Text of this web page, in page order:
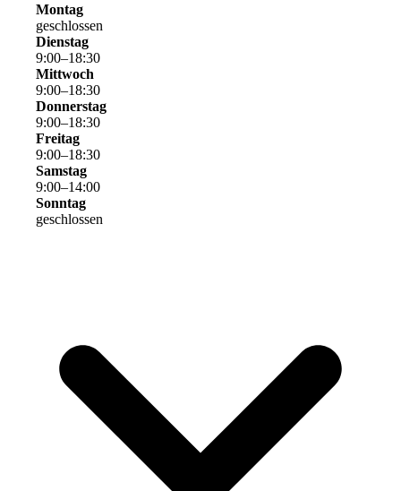
Montag
geschlossen
Dienstag
9:00–18:30
Mittwoch
9:00–18:30
Donnerstag
9:00–18:30
Freitag
9:00–18:30
Samstag
9:00–14:00
Sonntag
geschlossen